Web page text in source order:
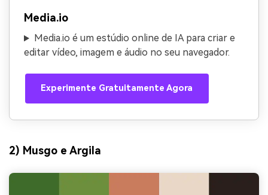
Media.io
Media.io é um estúdio online de IA para criar e
editar vídeo, imagem e áudio no seu navegador.
Experimente Gratuitamente Agora
2) Musgo e Argila